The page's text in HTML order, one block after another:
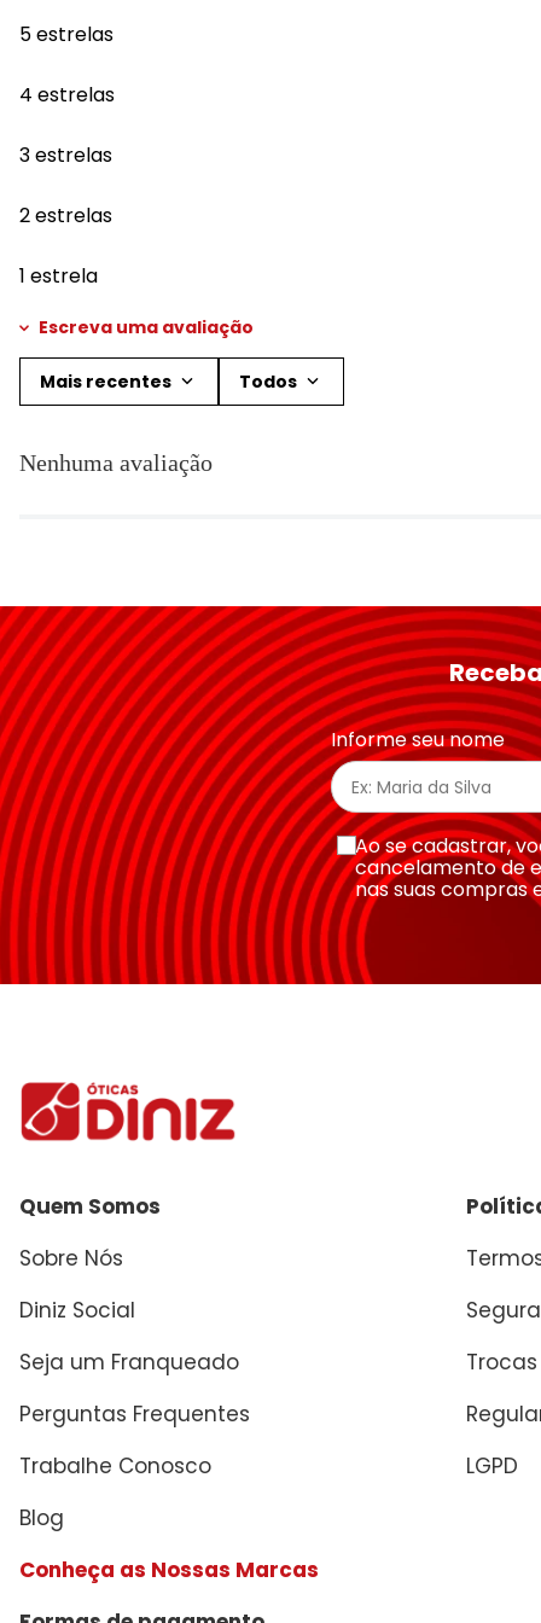
5 estrelas
4 estrelas
3 estrelas
2 estrelas
1 estrela
Escreva uma avaliação
Título
★★★★★
Seu nome
Endereço de email
Escreva uma avaliação
Mais recentes Todos
Nenhuma avaliação
Informe seu nome
Ao se cadastrar,
cancelamento de
nas suas compras
Quem Somos
Sobre Nós
Diniz Social
Seja um Franqueado
Perguntas Frequentes
Trabalhe Conosco
Blog
Conheça as Nossas Marcas
LGPD